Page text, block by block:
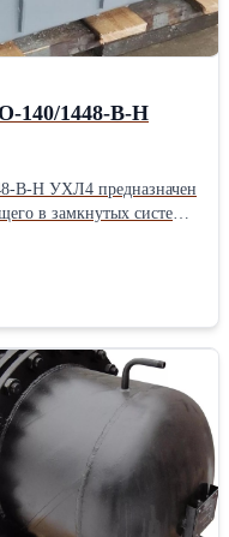
1448-В-Н
Н УХЛ4 предназначен
в замкнутых системах
в климатических
Воздухоохладитель
предприятиях, где
по